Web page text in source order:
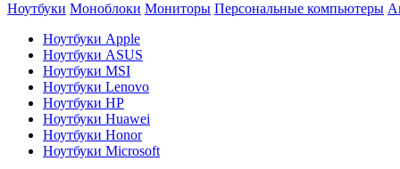
Ноутбуки Моноблоки Мониторы Персональные компьютеры
Ноутбуки Apple
Ноутбуки ASUS
Ноутбуки MSI
Ноутбуки Lenovo
Ноутбуки HP
Ноутбуки Huawei
Ноутбуки Honor
Ноутбуки Microsoft